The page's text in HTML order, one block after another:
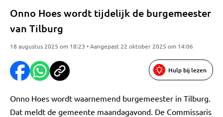
Onno Hoes wordt tijdelijk de burgemeester
van Tilburg
18 augustus 2025 om 18:23 • Aangepast 22 oktober 2025 om 14:06
Hulp bij lezen
Onno Hoes wordt waarnemend burgemeester in Tilburg.
Dat meldt de gemeente maandagavond. De Commissaris